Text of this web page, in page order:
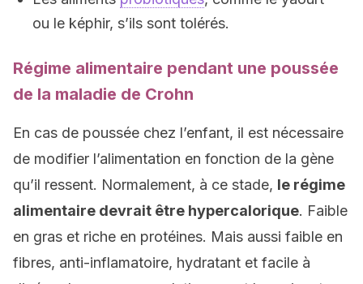
ou le képhir, s’ils sont tolérés.
Régime alimentaire pendant une poussée
de la maladie de Crohn
En cas de poussée chez l’enfant, il est nécessaire
de modifier l’alimentation en fonction de la gène
qu’il ressent. Normalement, à ce stade, le régime
alimentaire devrait être hypercalorique. Faible
en gras et riche en protéines. Mais aussi faible en
fibres, anti-inflamatoire, hydratant et facile à